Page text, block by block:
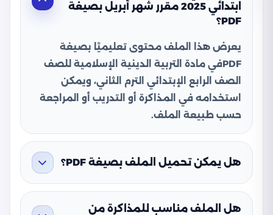
ابتدائي 2025 مقرر شهر أبريل بصيغة
PDF؟
يعرض هذا الملف محتوى تعليميًا بصيغة
PDFفي مادة التربية الدينية الإسلامية للصف
الصف الرابع الإبتدائي الترم الثاني، ويمكن
استخدامه في المذاكرة أو التدريب أو المراجعة
حسب طبيعة الملف.
هل يمكن تحميل الملف بصيغة PDF؟
هل الملف مناسب للمذاكرة من